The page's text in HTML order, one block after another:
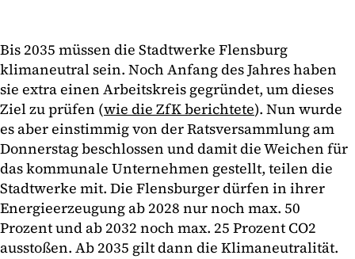
Bis 2035 müssen die Stadtwerke Flensburg
klimaneutral sein. Noch Anfang des Jahres haben
sie extra einen Arbeitskreis gegründet, um dieses
Ziel zu prüfen (wie die ZfK berichtete). Nun wurde
es aber einstimmig von der Ratsversammlung am
Donnerstag beschlossen und damit die Weichen für
das kommunale Unternehmen gestellt, teilen die
Stadtwerke mit. Die Flensburger dürfen in ihrer
Energieerzeugung ab 2028 nur noch max. 50
Prozent und ab 2032 noch max. 25 Prozent CO2
ausstoßen. Ab 2035 gilt dann die Klimaneutralität.